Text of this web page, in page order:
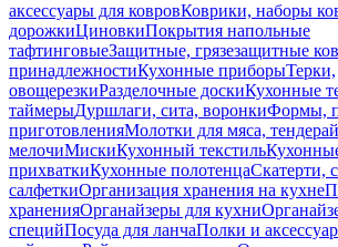
аксессуары для ковровКоврики, наборы
дорожкиЦиновкиПокрытия напольные
тафтинговыеЗащитные, грязезащитные
принадлежностиКухонные приборыТерки,
овощерезкиРазделочные доскиКухонные
таймерыДуршлаги, сита, воронкиФормы,
приготовленияМолотки для мяса,
мелочиМискиКухонный текстиль
прихваткиКухонные полотенцаСкатерти,
салфеткиОрганизация хранения на кухне
храненияОрганайзеры для кухни
специйПосуда для ланчаПолки и